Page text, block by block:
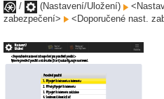
/ (Nastavení/Uložení)
zabezpečení>
<Doporučené nast.